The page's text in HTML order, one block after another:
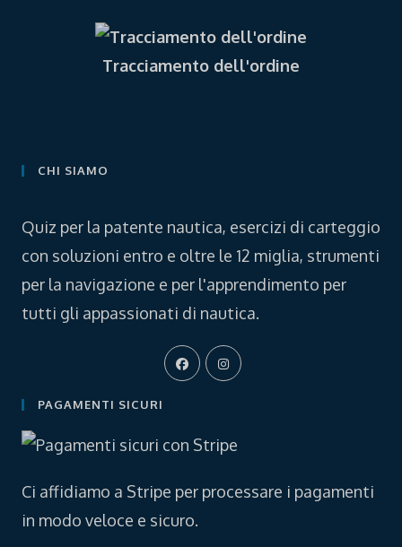
Tracciamento dell'ordine
CHI SIAMO
Quiz per la patente nautica, esercizi di carteggio
con soluzioni entro e oltre le 12 miglia, strumenti
per la navigazione e per l'apprendimento per
tutti gli appassionati di nautica.
Opens
in
tab
Opens
PAGAMENTI SICURI
Ci affidiamo a Stripe per processare i pagamenti
in modo veloce e sicuro.